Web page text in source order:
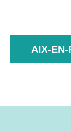
AIX-EN-